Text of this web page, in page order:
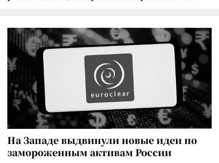
На Западе выдвинули новые идеи по
замороженным активам России